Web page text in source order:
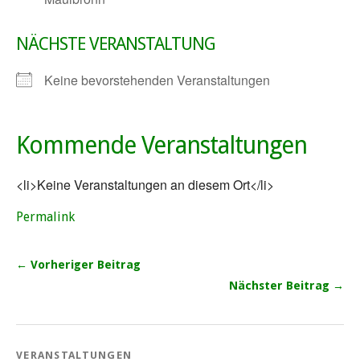
NÄCHSTE VERANSTALTUNG
Keine bevorstehenden Veranstaltungen
Kommende Veranstaltungen
<li>Keine Veranstaltungen an diesem Ort</li>
Permalink
← Vorheriger Beitrag
Nächster Beitrag →
VERANSTALTUNGEN